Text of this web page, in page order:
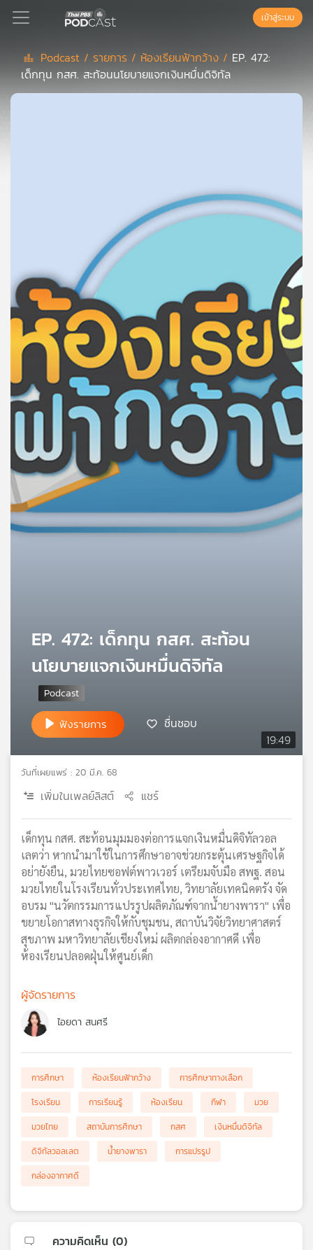
Podcast
สต์
ของ
คุณ
ข่าว
และ
กิจกรรม
เครือ
แผนที่
วิทยุ
ข่าย
เข้าสู่ระบบ
Podcast / รายการ / ห้องเรียนฟ้ากว้าง / EP. 472:
เด็กทุน กสศ. สะท้อนนโยบายแจกเงินหมื่นดิจิทัล
19:49
EP. 472: เด็กทุน กสศ. สะท้อน
นโยบายแจกเงินหมื่นดิจิทัล
ฟังรายการ ชื่นชอบ
วันที่เผยแพร่ : 20 มี.ค. 68
เพิ่มในเพลย์ลิสต์ แชร์
เด็กทุน กสศ. สะท้อนมุมมองต่อการแจกเงินหมื่นดิจิทัลวอล
เลตว่า หากนำมาใช้ในการศึกษาอาจช่วยกระตุ้นเศรษฐกิจได้
อย่ายังยืน, มวยไทยซอฟต์พาวเวอร์ เตรียมจับมือ สพฐ. สอน
มวยไทยในโรงเรียนทั่วประเทศไทย, วิทยาลัยเทคนิคตรัง จัด
อบรม "นวัตกรรมการแปรรูปผลิตภัณฑ์จากน้ำยางพารา" เพื่อ
ขยายโอกาสทางธุรกิจให้กับชุมชน, สถาบันวิจัยวิทยาศาสตร์
สุขภาพ มหาวิทยาลัยเชียงใหม่ ผลิตกล่องอากาศดี เพื่อ
ห้องเรียนปลอดฝุ่นให้ศูนย์เด็ก
ผู้จัดรายการ
ไอยดา สนศรี
การศึกษา ห้องเรียนฟ้ากว้าง
การศึกษาทางเลือก
โรงเรียน
การเรียนรู้ ห้องเรียน กีฬา
มวย
มวยไทย
สถาบันการศึกษา กสศ
เงินหมื่นดิจิทัล
ดิจิทัลวอลเลต
น้ำยางพารา
การแปรรูป
กล่องอากาศดี
ความคิดเห็น (0)